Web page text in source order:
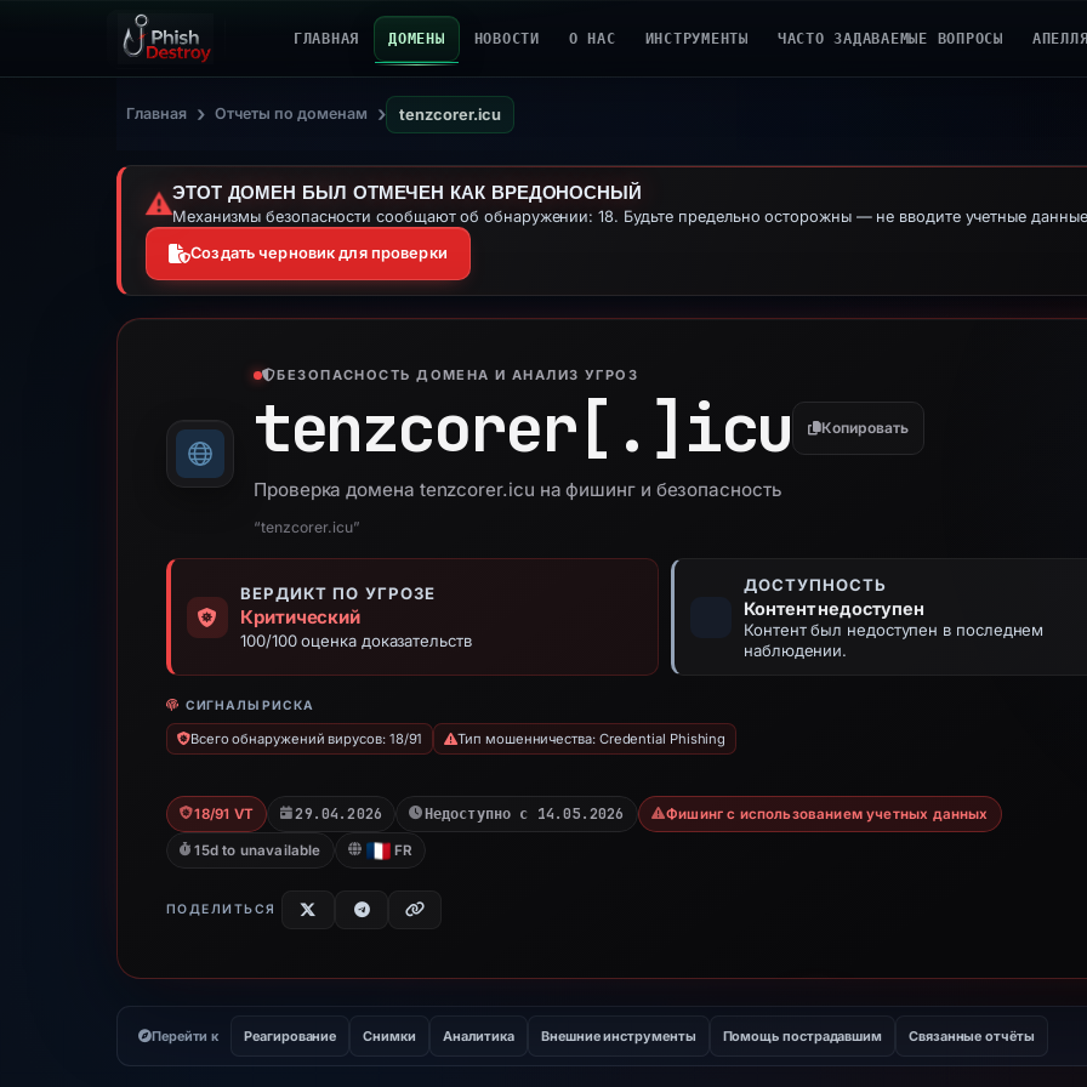
ГЛАВНАЯ ДОМЕНЫ НОВОСТИ О НАС ИНСТРУМЕНТЫ ЧАСТО ЗАДАВАЕМЫЕ ВОПРОСЫ
Главная › Отчеты по доменам › tenzcorer.icu
⚠️ЭТОТ ДОМЕН БЫЛ ОТМЕЧЕН КАК ВРЕДОНОСНЫЙ
Механизмы безопасности сообщают об обнаружении: 18. Будьте предельно осторожны — не вводите учетные
Создать черновик для проверки
БЕЗОПАСНОСТЬ ДОМЕНА И АНАЛИЗ УГРОЗ
tenzcorer[.]icu Копировать
Проверка домена tenzcorer.icu на фишинг и безопасность
“tenzcorer.icu”
ВЕРДИКТ ПО УГРОЗЕ
Критический
100/100 оценка доказательств
ДОСТУПНОСТЬ
Контент недоступен
Контент был недоступен в последнем
наблюдении.
СИГНАЛЫ РИСКА
Всего обнаружений вирусов: 18/91 Тип мошенничества: Credential Phishing
18/91 VT 29.04.2026 Недоступно с 14.05.2026 Фишинг с использованием учетных данных
15d to unavailable FR
ПОДЕЛИТЬСЯ
Перейти к Реагирование Снимки Аналитика Внешние инструменты Помощь пострадавшим Связанные отчёты